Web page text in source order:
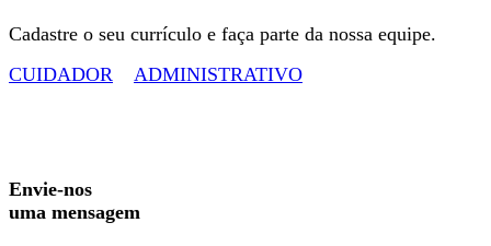
Cadastre o seu currículo e faça parte da nossa equipe.
CUIDADOR
ADMINISTRATIVO
Envie-nos
uma mensagem